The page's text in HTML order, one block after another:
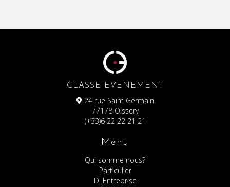
CLASSE EVENEMENT
24 rue Saint Germain
77178 Oissery
(+33)6 22 22 21 21
Menu
Qui somme nous?
Particulier
DJ Entreprise